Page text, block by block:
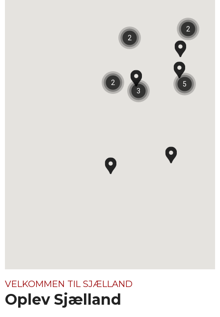
5
2
2
2
3
VELKOMMEN TIL SJÆLLAND
Oplev Sjælland